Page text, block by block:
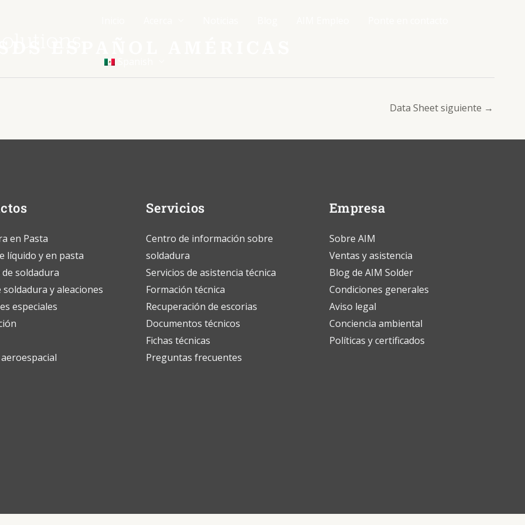
ESPAÑOL AMÉRICAS
Data Sheet siguiente →
en Pasta
líquido y en pasta
soldadura
soldadura y aleaciones
especiales
Servicios
Centro de información sobre
soldadura
Servicios de asistencia técnica
Formación técnica
Recuperación de escorias
Documentos técnicos
Fichas técnicas
Preguntas frecuentes
Empresa
Sobre AIM
Ventas y asistencia
Blog de AIM Solder
Condiciones generales
Aviso legal
Conciencia ambiental
Políticas y certificados